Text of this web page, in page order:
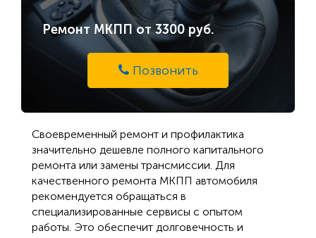
Ремонт МКПП от 3300 руб.
Позвонить
Своевременный ремонт и профилактика
значительно дешевле полного капитального
ремонта или замены трансмиссии. Для
качественного ремонта МКПП автомобиля
рекомендуется обращаться в
специализированные сервисы с опытом
работы. Это обеспечит долговечность и